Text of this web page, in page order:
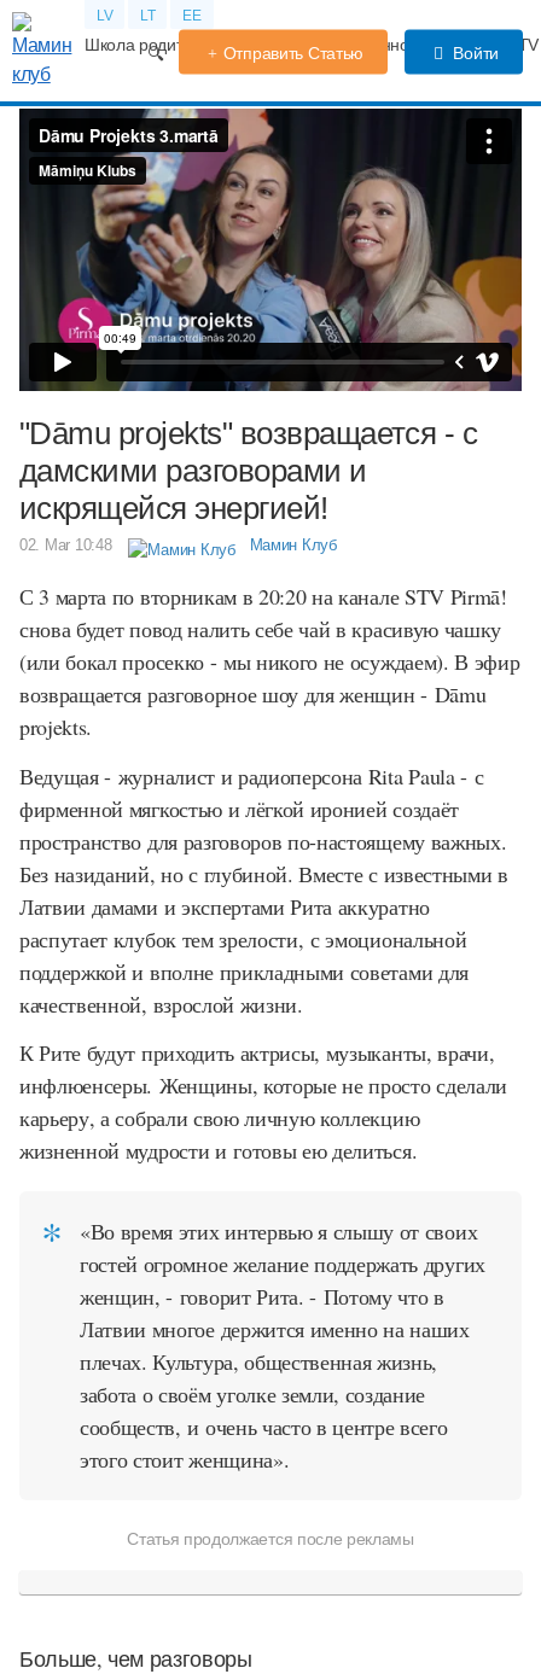
LV LT EE
Школа родителей Календарь беременности Форум
Отправить Статью Войти
"Dāmu projekts" возвращается - с
дамскими разговорами и
искрящейся энергией!
02. Mar 10:48 Мамин Клуб
С 3 марта по вторникам в 20:20 на канале STV Pirmā!
снова будет повод налить себе чай в красивую чашку
(или бокал просекко - мы никого не осуждаем). В эфир
возвращается разговорное шоу для женщин - Dāmu
projekts.
Ведущая - журналист и радиоперсона Rita Paula - с
фирменной мягкостью и лёгкой иронией создаёт
пространство для разговоров по-настоящему важных.
Без назиданий, но с глубиной. Вместе с известными в
Латвии дамами и экспертами Рита аккуратно
распутает клубок тем зрелости, с эмоциональной
поддержкой и вполне прикладными советами для
качественной, взрослой жизни.
К Рите будут приходить актрисы, музыканты, врачи,
инфлюенсеры. Женщины, которые не просто сделали
карьеру, а собрали свою личную коллекцию
жизненной мудрости и готовы ею делиться.
«Во время этих интервью я слышу от своих
гостей огромное желание поддержать других
женщин, - говорит Рита. - Потому что в
Латвии многое держится именно на наших
плечах. Культура, общественная жизнь,
забота о своём уголке земли, создание
сообществ, и очень часто в центре всего
этого стоит женщина».
Статья продолжается после рекламы
Больше, чем разговоры